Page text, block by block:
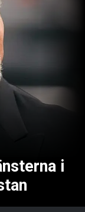
i